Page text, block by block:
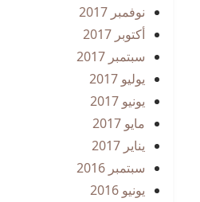
نوفمبر 2017
أكتوبر 2017
سبتمبر 2017
يوليو 2017
يونيو 2017
مايو 2017
يناير 2017
سبتمبر 2016
يونيو 2016